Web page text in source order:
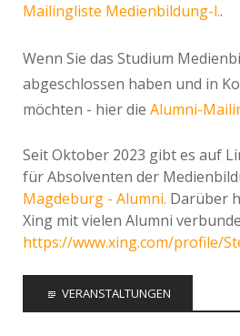
Mailingliste Medienbildung-l..
Wenn Sie das Studium
abgeschlossen haben und in
möchten - hier die Alumni-
Seit Oktober 2023 gibt es auf
für Absolventen der
Magdeburg - Alumni. Darüber
Xing mit vielen Alumni
https://www.xing.com/profile/
VERANSTALTUNGEN